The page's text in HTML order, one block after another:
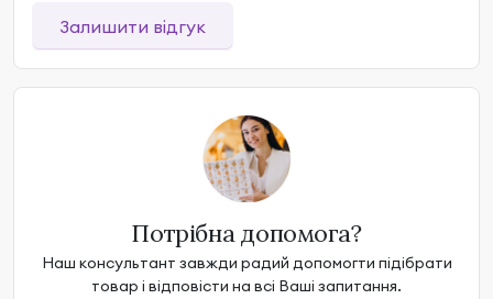
Залишити відгук
Потрібна допомога?
Наш консультант завжди радий допомогти підібрати
товар і відповісти на всі Ваші запитання.